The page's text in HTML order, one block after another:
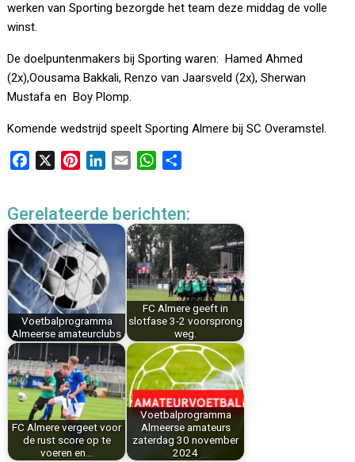
werken van Sporting bezorgde het team deze middag de volle
winst.
De doelpuntenmakers bij Sporting waren: Hamed Ahmed
(2x),Oousama Bakkali, Renzo van Jaarsveld (2x), Sherwan
Mustafa en Boy Plomp.
Komende wedstrijd speelt Sporting Almere bij SC Overamstel.
e
b
o
o
k
t
e
r
e
s
t
k
d
I
n
i
l
W
t
s
A
p
p
e
n
Gerelateerde berichten:
Voetbalprogramma
Almeerse amateurclubs
FC Almere geeft in
slotfase 3-2 voorsprong
weg.
FC Almere vergeet voor
de rust score op te
voeren en…
Voetbalprogramma
Almeerse amateurs
zaterdag 30 november
2024